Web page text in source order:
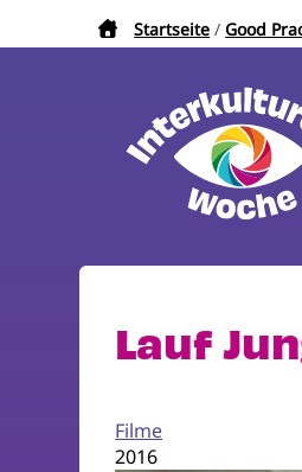
Startseite Good
Lauf
Filme
2016